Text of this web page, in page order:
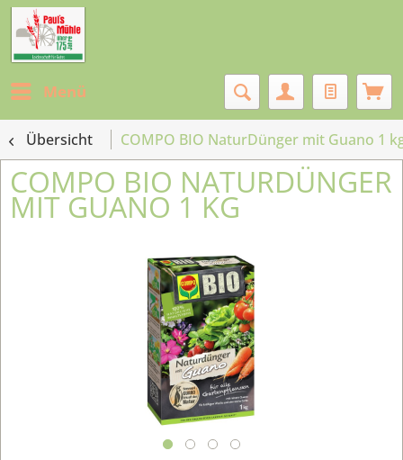
Menü
Übersicht COMPO BIO NaturDünger mit Guano 1
COMPO BIO NATURDÜNGER
MIT GUANO 1 KG